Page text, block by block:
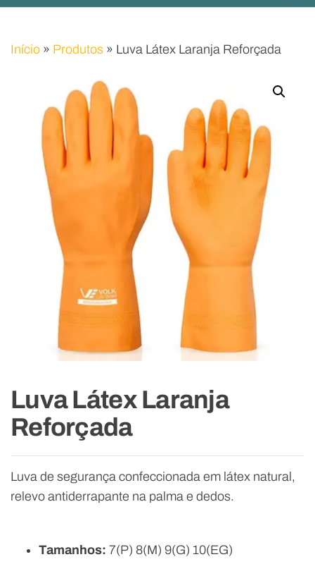
Início » Produtos » Luva Látex Laranja Reforçada
Luva Látex Laranja
Reforçada
Luva de segurança confeccionada em látex natural,
relevo antiderrapante na palma e dedos.
Tamanhos: 7(P) 8(M) 9(G) 10(EG)